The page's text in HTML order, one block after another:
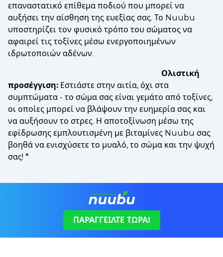
επαναστατικό επίθεμα ποδιού που μπορεί να
αυξήσει την αίσθηση της ευεξίας σας. Το Nuubu
υποστηρίζει τον φυσικό τρόπο του σώματος να
αφαιρεί τις τοξίνες μέσω ενεργοποιημένων
ιδρωτοποιών αδένων.
Ολιστική
προσέγγιση: Εστιάστε στην αιτία, όχι στα
συμπτώματα - το σώμα σας είναι γεμάτο από τοξίνες,
οι οποίες μπορεί να βλάψουν την ευημερία σας και
να αυξήσουν το στρες. Η αποτοξίνωση μέσω της
εφίδρωσης εμπλουτισμένη με βιταμίνες Nuubu σας
βοηθά να ενισχύσετε το μυαλό, το σώμα και την ψυχή
σας! *
ΠΑΡΑΓΓΕΊΛΤΕ ΤΏΡΑ!